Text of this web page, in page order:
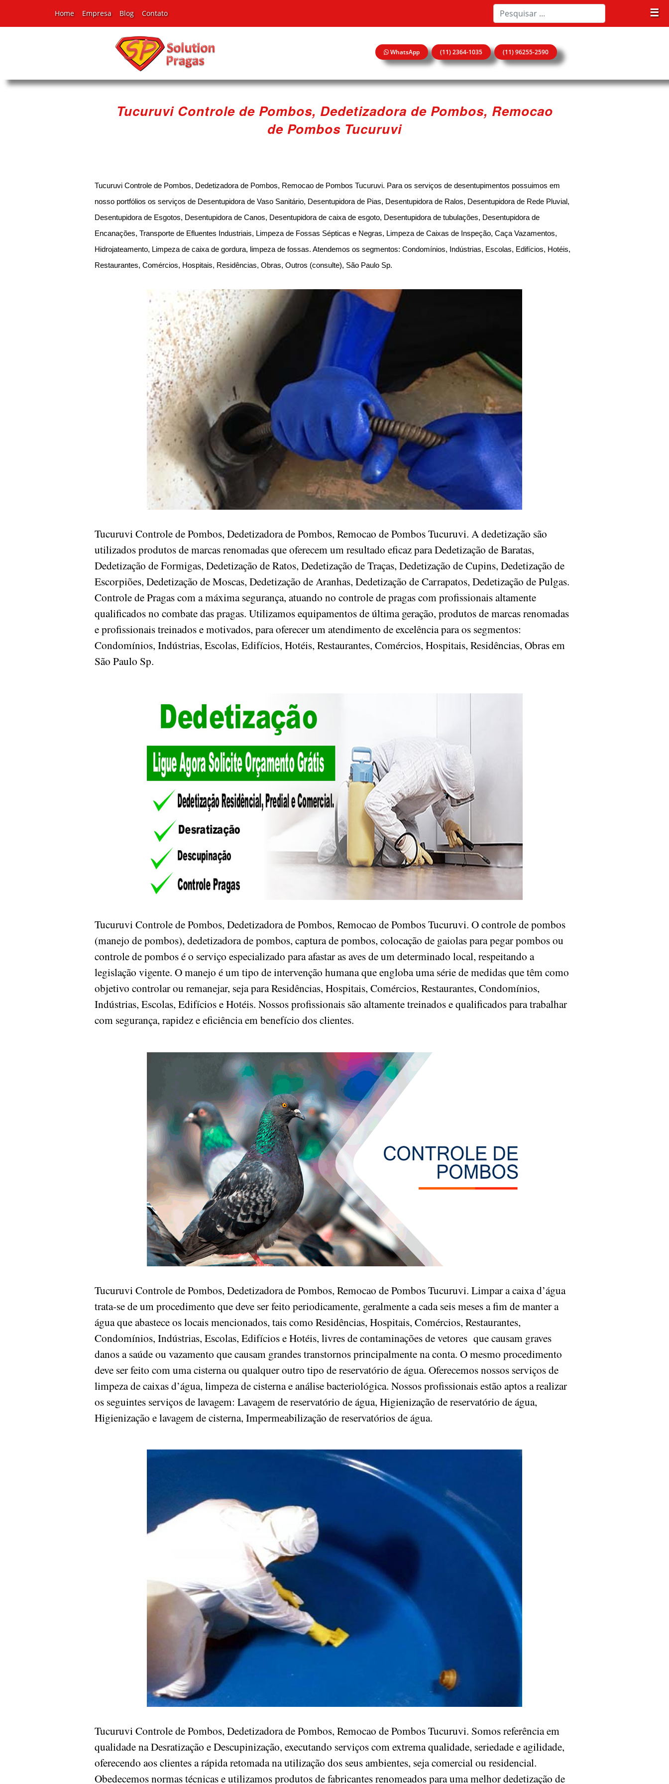
☰
Home Empresa Blog Contato
WhatsApp (11) 2364-1035 (11) 96255-2590
Tucuruvi Controle de Pombos, Dedetizadora de Pombos, Remocao
de Pombos Tucuruvi
Tucuruvi Controle de Pombos, Dedetizadora de Pombos, Remocao de Pombos Tucuruvi. Para os serviços de desentupimentos possuimos em
nosso portfólios os serviços de Desentupidora de Vaso Sanitário, Desentupidora de Pias, Desentupidora de Ralos, Desentupidora de Rede Pluvial,
Desentupidora de Esgotos, Desentupidora de Canos, Desentupidora de caixa de esgoto, Desentupidora de tubulações, Desentupidora de
Encanações, Transporte de Efluentes Industriais, Limpeza de Fossas Sépticas e Negras, Limpeza de Caixas de Inspeção, Caça Vazamentos,
Hidrojateamento, Limpeza de caixa de gordura, limpeza de fossas. Atendemos os segmentos: Condomínios, Indústrias, Escolas, Edifícios, Hotéis,
Restaurantes, Comércios, Hospitais, Residências, Obras, Outros (consulte), São Paulo Sp.
Tucuruvi Controle de Pombos, Dedetizadora de Pombos, Remocao de Pombos Tucuruvi. A dedetização são
utilizados produtos de marcas renomadas que oferecem um resultado eficaz para Dedetização de Baratas,
Dedetização de Formigas, Dedetização de Ratos, Dedetização de Traças, Dedetização de Cupins, Dedetização de
Escorpiões, Dedetização de Moscas, Dedetização de Aranhas, Dedetização de Carrapatos, Dedetização de Pulgas.
Controle de Pragas com a máxima segurança, atuando no controle de pragas com profissionais altamente
qualificados no combate das pragas. Utilizamos equipamentos de última geração, produtos de marcas renomadas
e profissionais treinados e motivados, para oferecer um atendimento de excelência para os segmentos:
Condomínios, Indústrias, Escolas, Edifícios, Hotéis, Restaurantes, Comércios, Hospitais, Residências, Obras em
São Paulo Sp.
Tucuruvi Controle de Pombos, Dedetizadora de Pombos, Remocao de Pombos Tucuruvi. O controle de pombos
(manejo de pombos), dedetizadora de pombos, captura de pombos, colocação de gaiolas para pegar pombos ou
controle de pombos é o serviço especializado para afastar as aves de um determinado local, respeitando a
legislação vigente. O manejo é um tipo de intervenção humana que engloba uma série de medidas que têm como
objetivo controlar ou remanejar, seja para Residências, Hospitais, Comércios, Restaurantes, Condomínios,
Indústrias, Escolas, Edifícios e Hotéis. Nossos profissionais são altamente treinados e qualificados para trabalhar
com segurança, rapidez e eficiência em benefício dos clientes.
Tucuruvi Controle de Pombos, Dedetizadora de Pombos, Remocao de Pombos Tucuruvi. Limpar a caixa d’água
trata-se de um procedimento que deve ser feito periodicamente, geralmente a cada seis meses a fim de manter a
água que abastece os locais mencionados, tais como Residências, Hospitais, Comércios, Restaurantes,
Condomínios, Indústrias, Escolas, Edifícios e Hotéis, livres de contaminações de vetores que causam graves
danos a saúde ou vazamento que causam grandes transtornos principalmente na conta. O mesmo procedimento
deve ser feito com uma cisterna ou qualquer outro tipo de reservatório de água. Oferecemos nossos serviços de
limpeza de caixas d’água, limpeza de cisterna e análise bacteriológica. Nossos profissionais estão aptos a realizar
os seguintes serviços de lavagem: Lavagem de reservatório de água, Higienização de reservatório de água,
Higienização e lavagem de cisterna, Impermeabilização de reservatórios de água.
Tucuruvi Controle de Pombos, Dedetizadora de Pombos, Remocao de Pombos Tucuruvi. Somos referência em
qualidade na Desratização e Descupinização, executando serviços com extrema qualidade, seriedade e agilidade,
oferecendo aos clientes a rápida retomada na utilização dos seus ambientes, seja comercial ou residencial.
Obedecemos normas técnicas e utilizamos produtos de fabricantes renomeados para uma melhor dedetização de